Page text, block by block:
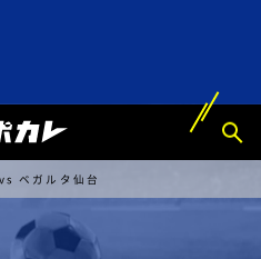
ベガルタ仙台